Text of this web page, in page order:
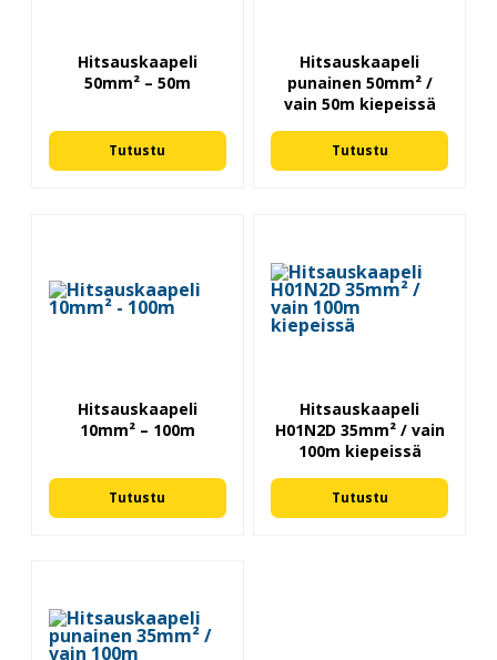
Hitsauskaapeli
50mm² – 50m
Tutustu
Hitsauskaapeli
punainen 50mm² /
vain 50m kiepeissä
Tutustu
Hitsauskaapeli
10mm² – 100m
Tutustu
Hitsauskaapeli
H01N2D 35mm² / vain
100m kiepeissä
Tutustu